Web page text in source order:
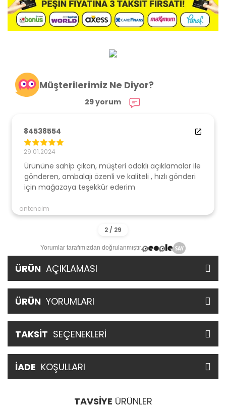
Müşterilerimiz Ne Diyor?
29 yorum
84538554
29.01.2024
Ürününe sahip çıkan, müşteri odaklı açıklamalar ile
gönderen, ambalajı özenli ve kaliteli , hızlı gönderi
için mağazaya teşekkür ederim
antencim
Yorumlar tarafımızdan doğrulanmıştır.
ÜRÜN AÇIKLAMASI
ÜRÜN YORUMLARI
TAKSİT SEÇENEKLERİ
İADE KOŞULLARI
TAVSİYE ÜRÜNLER